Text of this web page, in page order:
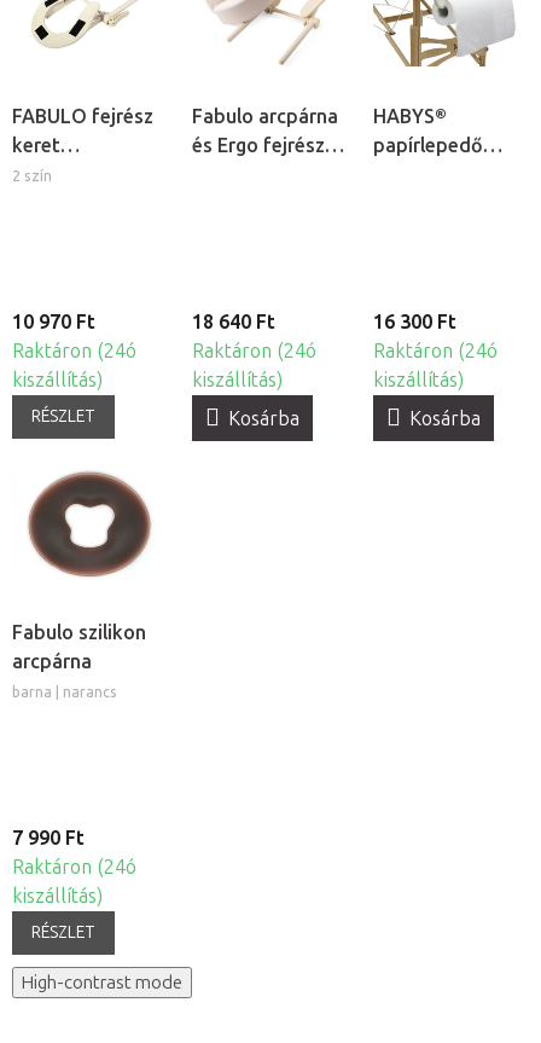
FABULO fejrész
keret
masszázságyhoz
2 szín
10 970 Ft
Raktáron (24ó
kiszállítás)
RÉSZLET
Fabulo arcpárna
és Ergo fejrész
18 640 Ft
Raktáron (24ó
kiszállítás)
Kosárba
HABYS®
papírlepedő
16 300 Ft
Raktáron (24ó
kiszállítás)
Kosárba
Fabulo szilikon
arcpárna
barna | narancs
7 990 Ft
Raktáron (24ó
kiszállítás)
RÉSZLET
High-contrast mode